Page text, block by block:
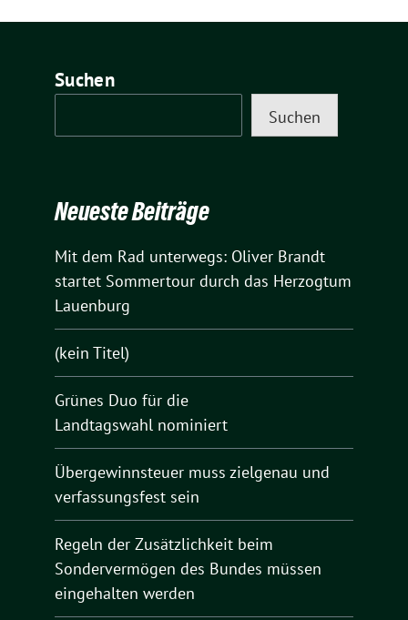
Suchen
Suchen
Neueste Beiträge
Mit dem Rad unterwegs: Oliver Brandt
startet Sommertour durch das Herzogtum
Lauenburg
(kein Titel)
Grünes Duo für die
Landtagswahl nominiert
Übergewinnsteuer muss zielgenau und
verfassungsfest sein
Regeln der Zusätzlichkeit beim
Sondervermögen des Bundes müssen
eingehalten werden